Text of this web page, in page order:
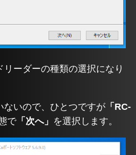
ーダーの種類の選択になり
ないので、ひとつですが 「RC-
で「次へ」 を選択します。